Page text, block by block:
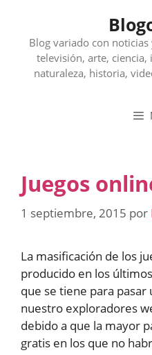
contenidoBlog variado con noticias
televisión, arte,
naturaleza, historia,
Juegos
1 septiembre, 2015 por
La masificación de los
producido en los
que se tiene para
nuestro exploradores
debido a que la mayor
gratis en los que no